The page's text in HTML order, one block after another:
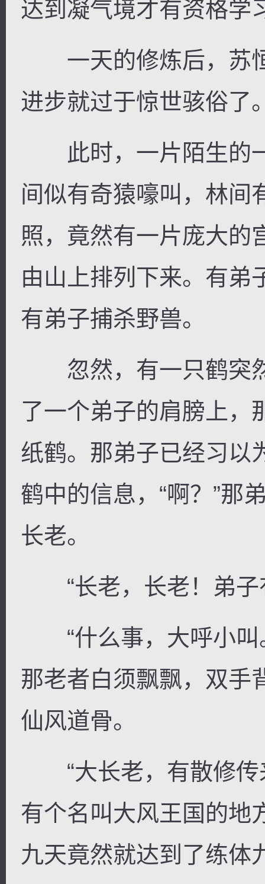
达到凝气境才有资格学
一天的修炼后，苏
进步就过于惊世骇俗了
此时，一片陌生的
间似有奇猿嚎叫，林间
照，竟然有一片庞大的
由山上排列下来。有弟
有弟子捕杀野兽。
忽然，有一只鹤突
了一个弟子的肩膀上，
纸鹤。那弟子已经习以
鹤中的信息，“啊？”那
长老。
“长老，长老！弟子
“什么事，大呼小叫
那老者白须飘飘，双手
仙风道骨。
“大长老，有散修传
有个名叫大风王国的地
九天竟然就达到了练体